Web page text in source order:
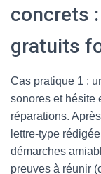
concrets
gratuits
Cas pratique 1 :
sonores et hésite
réparations.
lettre-type
démarches
preuves à réunir